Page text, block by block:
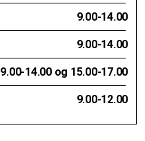
9.00-14.00
9.00-14.00
9.00-14.00 og 15.00-17.00
9.00-12.00